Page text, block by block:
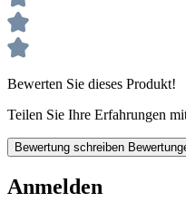
Bewerten Sie dieses Produkt!
Teilen Sie Ihre Erfahrungen
Bewertung schreiben
Anmelden